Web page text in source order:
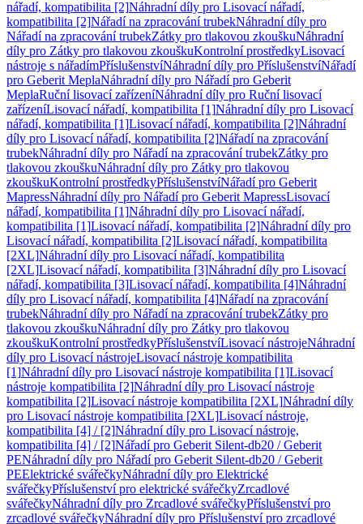
nářadí, kompatibilita [2]Náhradní díly pro Lisovací nářadí,
kompatibilita [2]Nářadí na zpracování trubekNáhradní díly pro
Nářadí na zpracování trubekZátky pro tlakovou zkouškuNáhradní
díly pro Zátky pro tlakovou zkouškuKontrolní prostředkyLisovací
nástroje s nářadímPříslušenstvíNáhradní díly pro PříslušenstvíNářadí
pro Geberit MeplaNáhradní díly pro Nářadí pro Geberit
MeplaRuční lisovací zařízeníNáhradní díly pro Ruční lisovací
zařízeníLisovací nářadí, kompatibilita [1]Náhradní díly pro Lisovací
nářadí, kompatibilita [1]Lisovací nářadí, kompatibilita [2]Náhradní
díly pro Lisovací nářadí, kompatibilita [2]Nářadí na zpracování
trubekNáhradní díly pro Nářadí na zpracování trubekZátky pro
tlakovou zkouškuNáhradní díly pro Zátky pro tlakovou
zkouškuKontrolní prostředkyPříslušenstvíNářadí pro Geberit
MapressNáhradní díly pro Nářadí pro Geberit MapressLisovací
nářadí, kompatibilita [1]Náhradní díly pro Lisovací nářadí,
kompatibilita [1]Lisovací nářadí, kompatibilita [2]Náhradní díly pro
Lisovací nářadí, kompatibilita [2]Lisovací nářadí, kompatibilita
[2XL]Náhradní díly pro Lisovací nářadí, kompatibilita
[2XL]Lisovací nářadí, kompatibilita [3]Náhradní díly pro Lisovací
nářadí, kompatibilita [3]Lisovací nářadí, kompatibilita [4]Náhradní
díly pro Lisovací nářadí, kompatibilita [4]Nářadí na zpracování
trubekNáhradní díly pro Nářadí na zpracování trubekZátky pro
tlakovou zkouškuNáhradní díly pro Zátky pro tlakovou
zkouškuKontrolní prostředkyPříslušenstvíLisovací nástrojeNáhradní
díly pro Lisovací nástrojeLisovací nástroje kompatibilita
[1]Náhradní díly pro Lisovací nástroje kompatibilita [1]Lisovací
nástroje kompatibilita [2]Náhradní díly pro Lisovací nástroje
kompatibilita [2]Lisovací nástroje kompatibilita [2XL]Náhradní díly
pro Lisovací nástroje kompatibilita [2XL]Lisovací nástroje,
kompatibilita [4] / [2]Náhradní díly pro Lisovací nástroje,
kompatibilita [4] / [2]Nářadí pro Geberit Silent-db20 / Geberit
PENáhradní díly pro Nářadí pro Geberit Silent-db20 / Geberit
PEElektrické svářečkyNáhradní díly pro Elektrické
svářečkyPříslušenství pro elektrické svářečkyZrcadlové
svářečkyNáhradní díly pro Zrcadlové svářečkyPříslušenství pro
zrcadlové svářečkyNáhradní díly pro Příslušenství pro zrcadlové